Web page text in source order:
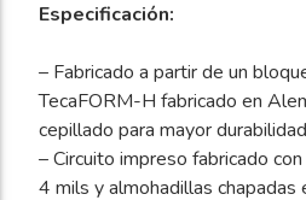
Especificación:
– Fabricado a partir de un
TecaFORM-H fabricado en
cepillado para mayor
– Circuito impreso fabricado
4 mils y almohadillas chapadas